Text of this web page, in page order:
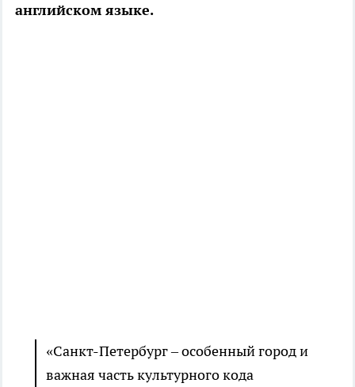
английском языке.
«Санкт-Петербург – особенный город и
важная часть культурного кода